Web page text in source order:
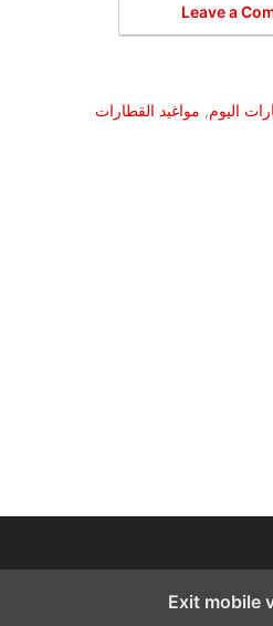
Leave a
اليوم, مواغيد القطارات
Exit mobile